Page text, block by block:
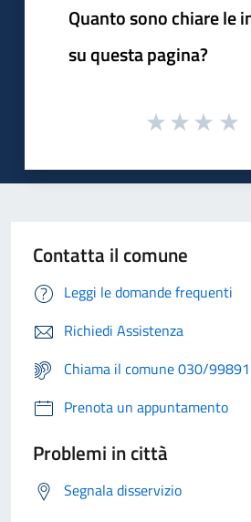
Quanto sono chiare le
su questa pagina?
Contatta il comune
Leggi le domande frequenti
Richiedi Assistenza
Chiama il comune 030/99891
Prenota un appuntamento
Problemi in città
Segnala disservizio